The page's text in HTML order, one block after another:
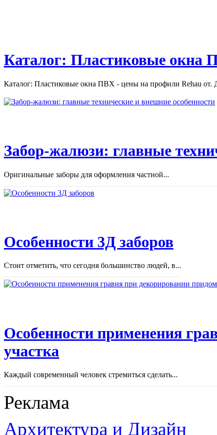
Каталог: Пластиковые окна
Каталог: Пластиковые окна ПВХ - цены на профили Rehau от.
Забор-жалюзи: главные
Оригинальные заборы для оформления частной...
Особенности 3Д заборов
Стоит отметить, что сегодня большинство людей, в...
Особенности применения
участка
Каждый современный человек стремиться сделать...
Реклама
Архитектура и Дизайн